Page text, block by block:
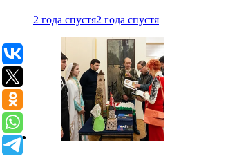
2 года спустя2 года спустя